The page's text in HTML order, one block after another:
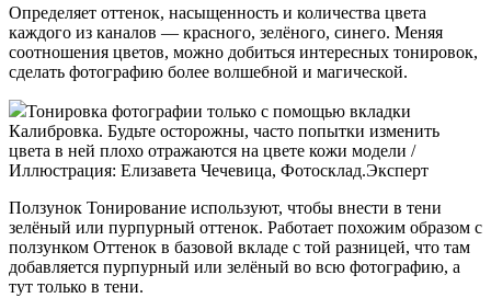
Определяет оттенок, насыщенность и количества цвета
каждого из каналов — красного, зелёного, синего. Меняя
соотношения цветов, можно добиться интересных тонировок,
сделать фотографию более волшебной и магической.
Тонировка фотографии только с помощью вкладки
Калибровка. Будьте осторожны, часто попытки изменить
цвета в ней плохо отражаются на цвете кожи модели /
Иллюстрация: Елизавета Чечевица, Фотосклад.Эксперт
Ползунок Тонирование используют, чтобы внести в тени
зелёный или пурпурный оттенок. Работает похожим образом с
ползунком Оттенок в базовой вкладе с той разницей, что там
добавляется пурпурный или зелёный во всю фотографию, а
тут только в тени.